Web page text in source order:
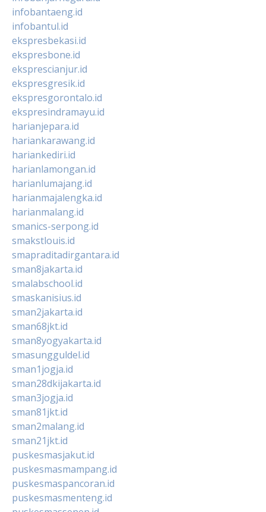
infobantaeng.id
infobantul.id
ekspresbekasi.id
ekspresbone.id
eksprescianjur.id
ekspresgresik.id
ekspresgorontalo.id
ekspresindramayu.id
harianjepara.id
hariankarawang.id
hariankediri.id
harianlamongan.id
harianlumajang.id
harianmajalengka.id
harianmalang.id
smanics-serpong.id
smakstlouis.id
smapraditadirgantara.id
sman8jakarta.id
smalabschool.id
smaskanisius.id
sman2jakarta.id
sman68jkt.id
sman8yogyakarta.id
smasungguldel.id
sman1jogja.id
sman28dkijakarta.id
sman3jogja.id
sman81jkt.id
sman2malang.id
sman21jkt.id
puskesmasjakut.id
puskesmasmampang.id
puskesmaspancoran.id
puskesmasmenteng.id